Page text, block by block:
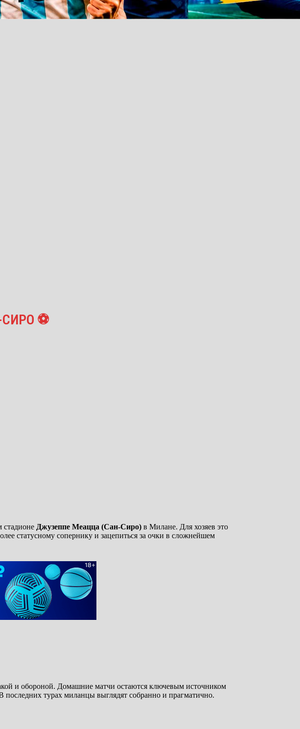
⚽
стадионе Джузеппе Меацца (Сан-Сиро) в Милане. Для хозяев это
статусному сопернику и зацепиться за очки в сложнейшем
и обороной. Домашние матчи остаются ключевым источником
турах миланцы выглядят собранно и прагматично.